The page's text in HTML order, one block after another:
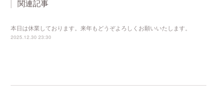
関連記事
本日は休業しております。来年もどうぞよろしくお願いいたします。
2025.12.30 23:30